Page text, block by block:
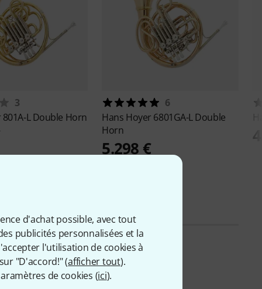
d'achat possible, avec tout
publicités personnalisées et la
l'utilisation de cookies à
"D'accord!" (afficher tout).
de cookies (ici).
3
801A-L Double Horn
6
Hans Hoyer 6801GA-L Double
Horn
5.298 €